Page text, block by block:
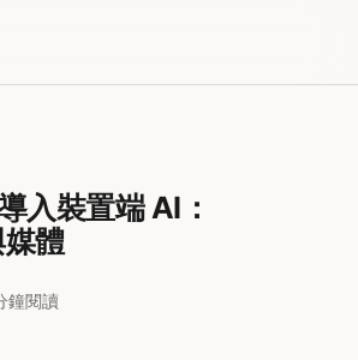
入裝置端 AI：
體
鐘閱讀